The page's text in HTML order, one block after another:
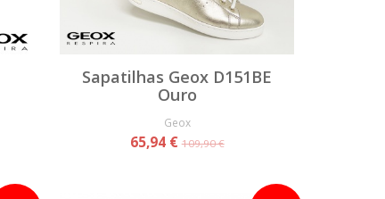
Sapatilhas Geox D151BE
Ouro
Geox
65,94 €109,90 €